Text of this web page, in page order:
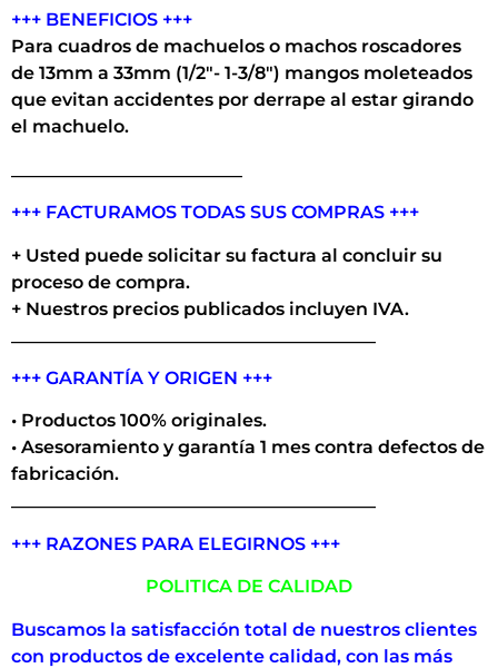
+++ BENEFICIOS +++
Para cuadros de machuelos o machos roscadores
de 13mm a 33mm (1/2″- 1-3/8″) mangos moleteados
que evitan accidentes por derrape al estar girando
el machuelo.
+++ FACTURAMOS TODAS SUS COMPRAS +++
+ Usted puede solicitar su factura al concluir su
proceso de compra.
+ Nuestros precios publicados incluyen IVA.
+++ GARANTÍA Y ORIGEN +++
• Productos 100% originales.
• Asesoramiento y garantía 1 mes contra defectos de
fabricación.
+++ RAZONES PARA ELEGIRNOS +++
POLITICA DE CALIDAD
Buscamos la satisfacción total de nuestros clientes
con productos de excelente calidad, con las más